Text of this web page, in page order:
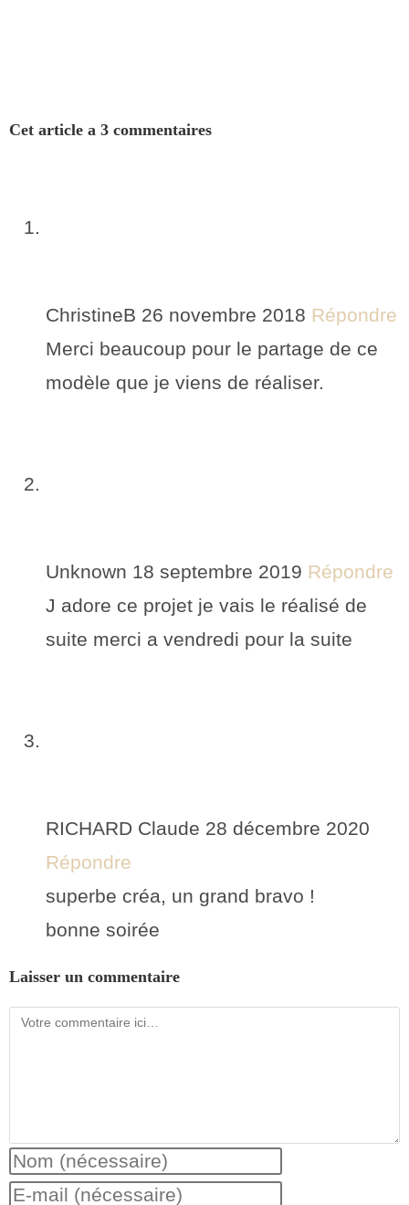
Cet article a 3 commentaires
ChristineB 26 novembre 2018 Répondre
Merci beaucoup pour le partage de ce
modèle que je viens de réaliser.
Unknown 18 septembre 2019 Répondre
J adore ce projet je vais le réalisé de
suite merci a vendredi pour la suite
RICHARD Claude 28 décembre 2020
Répondre
superbe créa, un grand bravo !
bonne soirée
Laisser un commentaire